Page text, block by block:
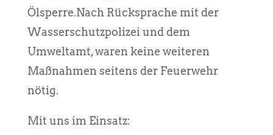
Ölsperre.Nach Rücksprache mit der
Wasserschutzpolizei und dem
Umweltamt, waren keine weiteren
Maßnahmen seitens der Feuerwehr
nötig.
Mit uns im Einsatz: